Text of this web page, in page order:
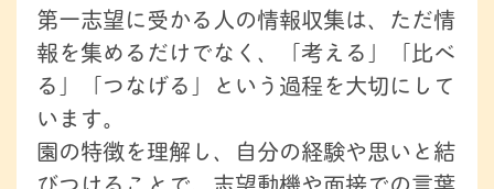
第一志望に受かる人の情報収集は、ただ情
報を集めるだけでなく、「考える」「比べ
る」「つなげる」という過程を大切にして
います。
園の特徴を理解し、自分の経験や思いと結